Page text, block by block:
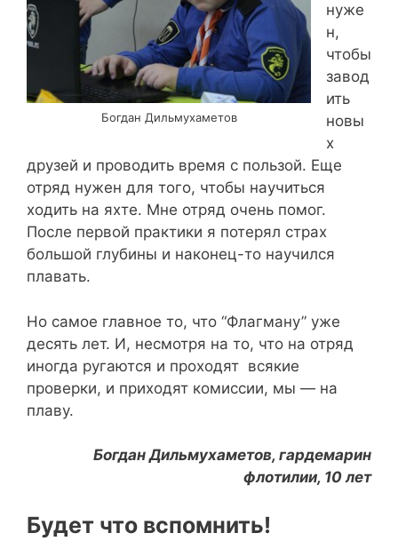
Богдан Дильмухаметов
нуже
н,
чтобы
завод
ить
новы
х
друзей и проводить время с пользой. Еще
отряд нужен для того, чтобы научиться
ходить на яхте. Мне отряд очень помог.
После первой практики я потерял страх
большой глубины и наконец-то научился
плавать.
Но самое главное то, что “Флагману” уже
десять лет. И, несмотря на то, что на отряд
иногда ругаются и проходят всякие
проверки, и приходят комиссии, мы — на
плаву.
Богдан Дильмухаметов, гардемарин
флотилии, 10 лет
Будет что вспомнить!